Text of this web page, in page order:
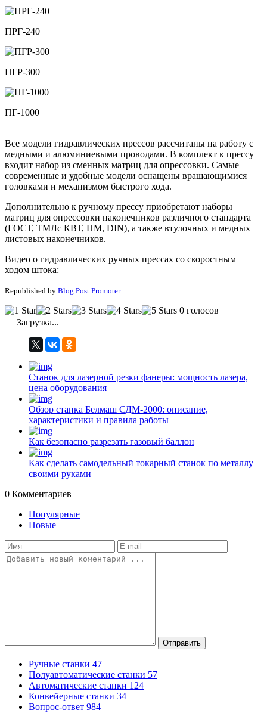
ПРГ-240
ПГР-300
ПГ-1000
Все модели гидравлических прессов рассчитаны на работу с
медными и алюминиевыми проводами. В комплект к прессу
входит набор из сменных матриц для опрессовки. Самые
современные и удобные модели оснащены вращающимися
головками и механизмом быстрого хода.
Дополнительно к ручному прессу приобретают наборы
матриц для опрессовки наконечников различного стандарта
(ГОСТ, ТМЛс КВТ, ПМ, DIN), а также втулочных и медных
листовых наконечников.
Видео о гидравлических ручных прессах со скоростным
ходом штока:
Republished by Blog Post Promoter
0 голосов
Загрузка...
Станок для лазерной резки фанеры: мощность лазера,
цена оборудования
Обзор станка Белмаш СДМ-2000: описание,
характеристики и правила работы
Как безопасно разрезать газовый баллон
Как сделать самодельный токарный станок по металлу
своими руками
0 Комментариев
Популярные
Новые
Отправить
Ручные станки 47
Полуавтоматические станки 57
Автоматические станки 124
Конвейерные станки 34
Вопрос-ответ 984